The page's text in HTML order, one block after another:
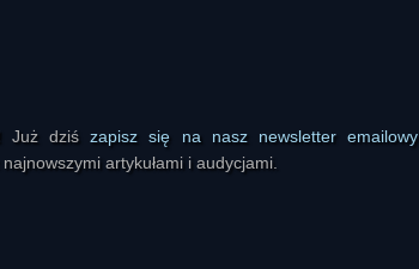
Już dziśzapisz się na nasz newsletter emailowy
artykułami i audycjami.